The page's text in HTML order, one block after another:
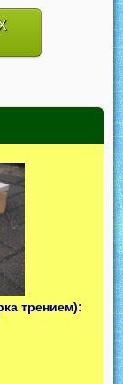
трением):